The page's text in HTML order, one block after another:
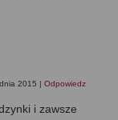
2015 | Odpowiedz
i zawsze